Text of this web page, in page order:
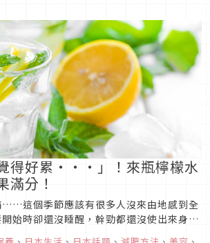
得好累・・・」！來瓶檸檬水
滿分！
……這個季節應該有很多人沒來由地感到全
始時卻還沒睡醒，幹勁都還沒使出來身體